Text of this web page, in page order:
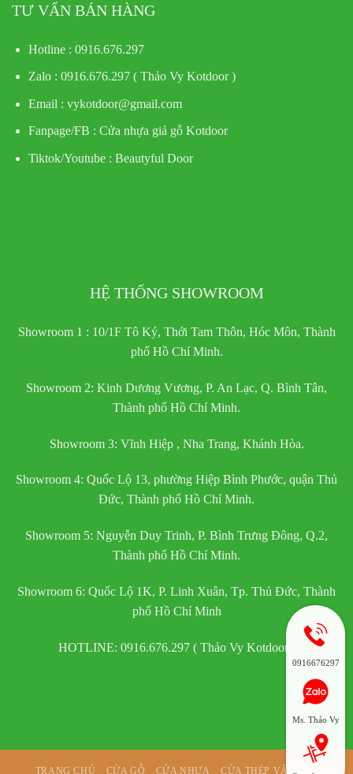
TƯ VẤN BÁN HÀNG
Hotline : 0916.676.297
Zalo : 0916.676.297 ( Thảo Vy Kotdoor )
Email : vykotdoor@gmail.com
Fanpage/FB : Cửa nhựa giả gỗ Kotdoor
Tiktok/Youtube : Beautyful Door
HỆ THỐNG SHOWROOM
Showroom 1 : 10/1F Tô Ký, Thới Tam Thôn, Hóc Môn, Thành
phố Hồ Chí Minh.
Showroom 2: Kinh Dương Vương, P. An Lạc, Q. Bình Tân,
Thành phố Hồ Chí Minh.
Showroom 3: Vĩnh Hiệp , Nha Trang, Khánh Hòa.
Showroom 4: Quốc Lộ 13, phường Hiệp Bình Phước, quận Thủ
Đức, Thành phố Hồ Chí Minh.
Showroom 5: Nguyễn Duy Trinh, P. Bình Trưng Đông, Q.2,
Thành phố Hồ Chí Minh.
Showroom 6: Quốc Lộ 1K, P. Linh Xuân, Tp. Thủ Đức, Thành
phố Hồ Chí Minh
HOTLINE: 0916.676.297 ( Thảo Vy Kotdoor )
TRANG CHỦ CỬA GỖ CỬA NHỰA CỬA THÉP VÂN GỖ
0916676297
Ms. Thảo Vy